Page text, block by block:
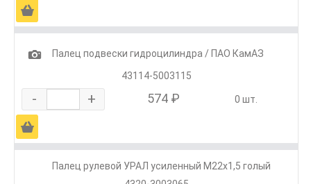
Ä
1
Палец подвески гидроцилиндра / ПАО КамАЗ
43114-5003115
- + 574 ₽ 0 шт.
Ä
Палец рулевой УРАЛ усиленный М22х1,5 голый